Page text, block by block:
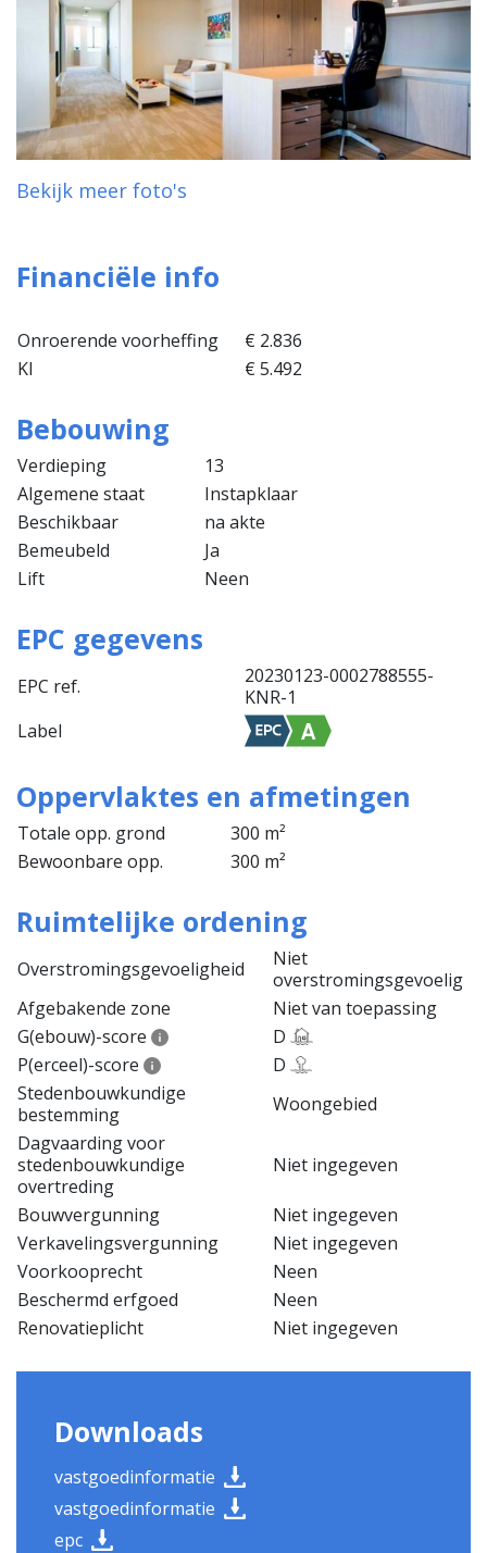
Bekijk meer foto's
Financiële info
Onroerende voorheffing
€ 2.836
KI
€ 5.492
Bebouwing
Verdieping
13
Algemene staat
Instapklaar
Beschikbaar
na akte
Bemeubeld
Ja
Lift
Neen
EPC gegevens
EPC ref.
20230123-0002788555-
KNR-1
Label
Oppervlaktes en afmetingen
Totale opp. grond
300 m²
Bewoonbare opp.
300 m²
Ruimtelijke ordening
Overstromingsgevoeligheid
Niet
overstromingsgevoelig
Afgebakende zone
Niet van toepassing
G(ebouw)-score
D
P(erceel)-score
D
Stedenbouwkundige
bestemming
Woongebied
Dagvaarding voor
stedenbouwkundige
overtreding
Niet ingegeven
Bouwvergunning
Niet ingegeven
Verkavelingsvergunning
Niet ingegeven
Voorkooprecht
Neen
Beschermd erfgoed
Neen
Renovatieplicht
Niet ingegeven
Downloads
vastgoedinformatie
vastgoedinformatie
epc